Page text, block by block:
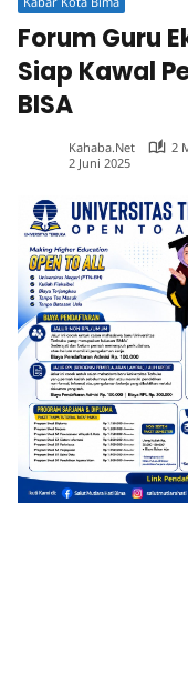
Forum Guru
Siap Kawal
BISA
Kahaba.net
2
2 Juni 2025